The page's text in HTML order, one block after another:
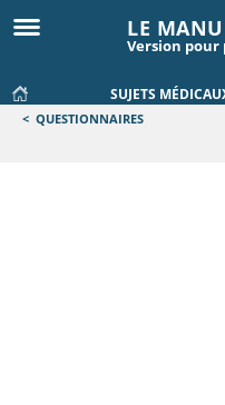
LE
Version pour
SUJETS
< QUESTIONNAIRES